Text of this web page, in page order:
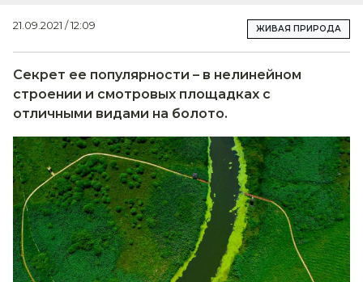
21.09.2021 / 12:09 ЖИВАЯ ПРИРОДА
Секрет ее популярности – в нелинейном
строении и смотровых площадках с
отличными видами на болото.